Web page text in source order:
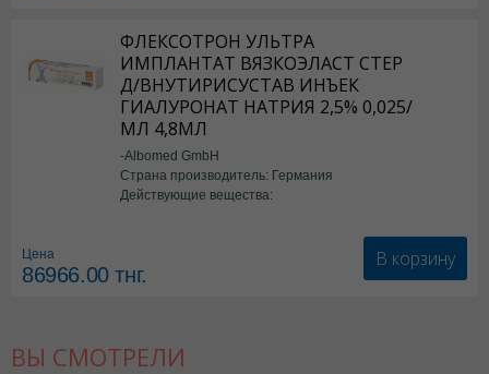
ФЛЕКСОТРОН УЛЬТРА
ИМПЛАНТАТ ВЯЗКОЭЛАСТ СТЕР
Д/ВНУТИРИСУСТАВ ИНЪЕК
ГИАЛУРОНАТ НАТРИЯ 2,5% 0,025/
МЛ 4,8МЛ
-Albomed GmbH
Страна производитель: Германия
Действующие вещества:
Цена
86966.00тнг.
В корзину
ВЫ СМОТРЕЛИ